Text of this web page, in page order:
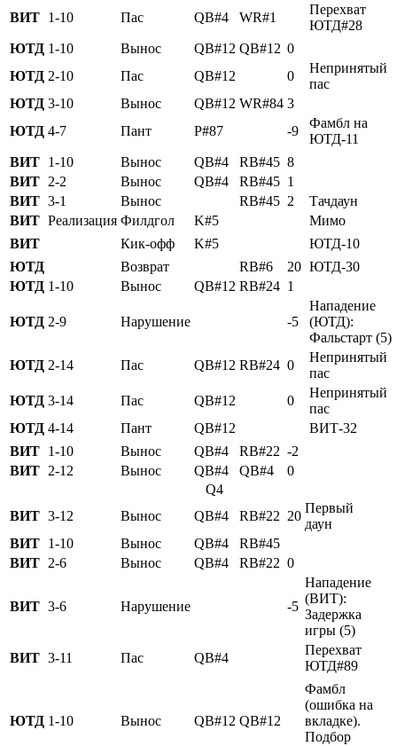
ВИТ 1-10 Пас QB#4 WR#1
Перехват
ЮТД#28
ЮТД 1-10 Вынос QB#12 QB#12 0
ЮТД 2-10 Пас QB#12 0
Непринятый
пас
ЮТД 3-10 Вынос QB#12 WR#84 3
ЮТД 4-7 Пант P#87 -9
Фамбл на
ЮТД-11
ВИТ 1-10 Вынос QB#4 RB#45 8
ВИТ 2-2 Вынос QB#4 RB#45 1
ВИТ 3-1 Вынос RB#45 2
Тачдаун
ВИТ Реализация Филдгол K#5
Мимо
ВИТ
Кик-офф K#5
ЮТД-10
ЮТД
Возврат RB#6 20 ЮТД-30
ЮТД 1-10 Вынос QB#12 RB#24 1
ЮТД 2-9 Нарушение -5
Нападение
(ЮТД):
Фальстарт (5)
ЮТД 2-14 Пас QB#12 RB#24 0
Непринятый
пас
ЮТД 3-14 Пас QB#12 0
Непринятый
пас
ЮТД 4-14 Пант QB#12
ВИТ-32
ВИТ 1-10 Вынос QB#4 RB#22 -2
ВИТ 2-12 Вынос QB#4 QB#4
0
Q4
ВИТ 3-12 Вынос QB#4 RB#22 20
Первый
даун
ВИТ 1-10 Вынос QB#4
RB#45
ВИТ 2-6 Вынос QB#4 RB#22 0
ВИТ 3-6 Нарушение -5
Нападение
(ВИТ):
Задержка
игры (5)
ВИТ 3-11 Пас QB#4
Перехват
ЮТД#89
ЮТД 1-10 Вынос QB#12 QB#12
Фамбл
(ошибка на
вкладке).
Подбор